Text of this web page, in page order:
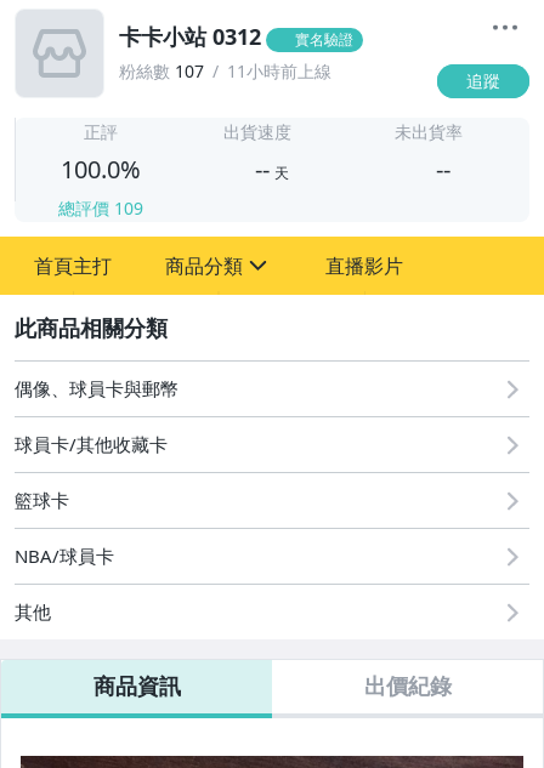
卡卡小站 0312 實名驗證
粉絲數 107 11小時前上線 追蹤
正評
100.0%
總評價 109
出貨速度
-- 天
未出貨率
--
首頁主打 商品分類
偶像、球員卡與郵幣
直播影片
偶像、球員卡與郵幣
球員卡/其他收藏卡
籃球卡
NBA/球員卡
其他
商品資訊 出價紀錄